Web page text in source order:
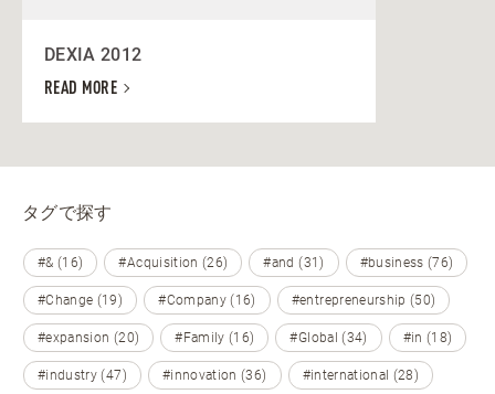
DEXIA 2012
READ MORE
タグで探す
#& (16) #Acquisition (26) #and (31) #business (76)
#Change (19) #Company (16) #entrepreneurship (50)
#expansion (20) #Family (16) #Global (34) #in (18)
#industry (47) #innovation (36) #international (28)